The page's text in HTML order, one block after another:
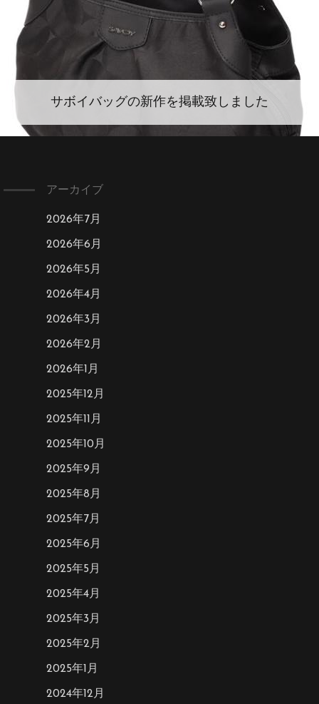
サボイバッグの新作を掲載致しました
アーカイブ
2026年7月
2026年6月
2026年5月
2026年4月
2026年3月
2026年2月
2026年1月
2025年12月
2025年11月
2025年10月
2025年9月
2025年8月
2025年7月
2025年6月
2025年5月
2025年4月
2025年3月
2025年2月
2025年1月
2024年12月